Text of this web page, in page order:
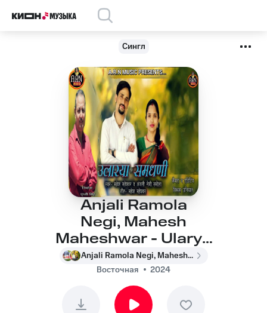
Сингл
Anjali Ramola
Negi, Mahesh
Maheshwar - Ularya
Samdhni
Anjali Ramola Negi, Mahesh Maheshwar
Восточная
2024